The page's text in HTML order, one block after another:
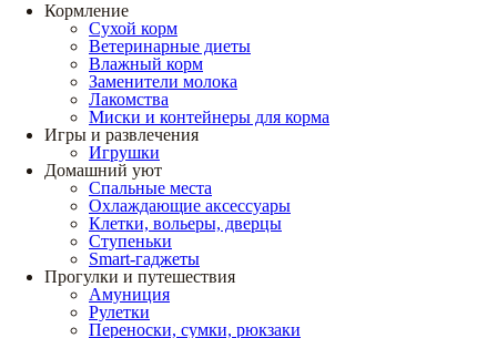
Кормление
Сухой корм
Ветеринарные диеты
Влажный корм
Заменители молока
Лакомства
Миски и контейнеры для корма
Игры и развлечения
Игрушки
Домашний уют
Спальные места
Охлаждающие аксессуары
Клетки, вольеры, дверцы
Ступеньки
Smart-гаджеты
Прогулки и путешествия
Амуниция
Рулетки
Переноски, сумки, рюкзаки